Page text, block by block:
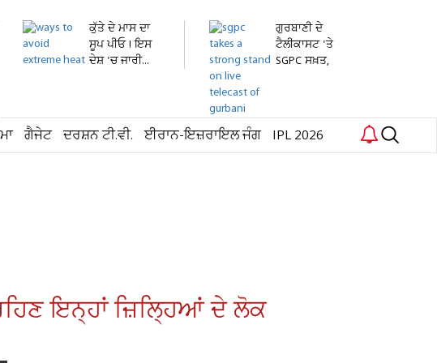
ਕੁੱਤੇ ਦੇ ਮਾਸ ਦਾ
ਸੂਪ ਪੀਓ ! ਇਸ
ਦੇਸ਼ 'ਚ ਜਾਰੀ...
ਗੁਰਬਾਣੀ ਦੇ
ਟੈਲੀਕਾਸਟ 'ਤੇ
SGPC ਸਖ਼ਤ,
ਗੈਜੇਟ ਦਰਸ਼ਨ ਟੀ.ਵੀ. ਈਰਾਨ-ਇਜ਼ਰਾਇਲ ਜੰਗ IPL 2026
ਇਨ੍ਹਾਂ ਜ਼ਿਲ੍ਹਿਆਂ ਦੇ ਲੋਕ